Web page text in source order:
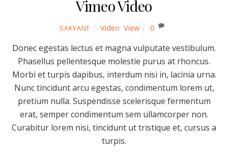
Vimeo Video
SAKYANT Video View 0
Donec egestas lectus et magna vulputate vestibulum.
Phasellus pellentesque molestie purus at rhoncus.
Morbi et turpis dapibus, interdum nisi in, lacinia urna.
Nunc tincidunt arcu egestas, condimentum lorem ut,
pretium nulla. Suspendisse scelerisque fermentum
erat, semper condimentum sem ullamcorper non.
Curabitur lorem nisi, tincidunt ut tristique et, cursus a
turpis.